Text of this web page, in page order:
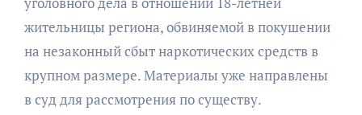
жительницы региона, обвиняемой в покушении
на незаконный сбыт наркотических средств в
крупном размере. Материалы уже направлены
в суд для рассмотрения по существу.